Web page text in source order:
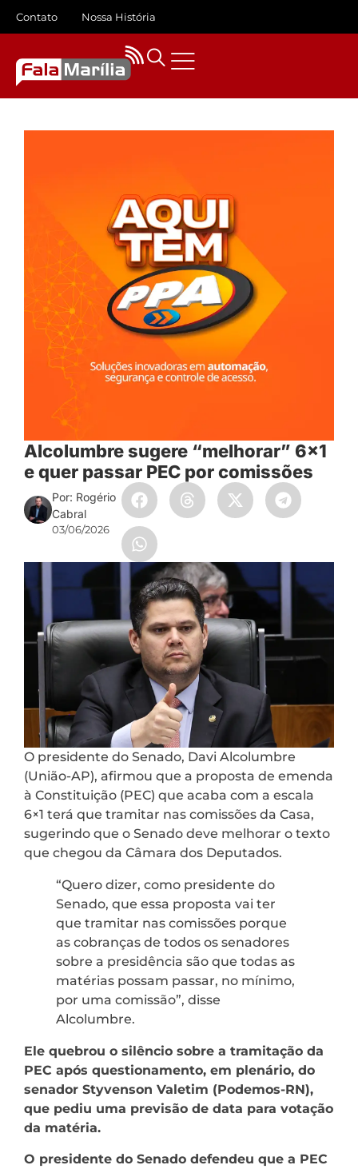
Contato Nossa História
Alcolumbre sugere “melhorar” 6×1
e quer passar PEC por comissões
Por: Rogério
Cabral
03/06/2026
O presidente do Senado, Davi Alcolumbre
(União-AP), afirmou que a proposta de emenda
à Constituição (PEC) que acaba com a escala
6×1 terá que tramitar nas comissões da Casa,
sugerindo que o Senado deve melhorar o texto
que chegou da Câmara dos Deputados.
“Quero dizer, como presidente do
Senado, que essa proposta vai ter
que tramitar nas comissões porque
as cobranças de todos os senadores
sobre a presidência são que todas as
matérias possam passar, no mínimo,
por uma comissão”, disse
Alcolumbre.
Ele quebrou o silêncio sobre a tramitação da
PEC após questionamento, em plenário, do
senador Styvenson Valetim (Podemos-RN),
que pediu uma previsão de data para votação
da matéria.
O presidente do Senado defendeu que a PEC